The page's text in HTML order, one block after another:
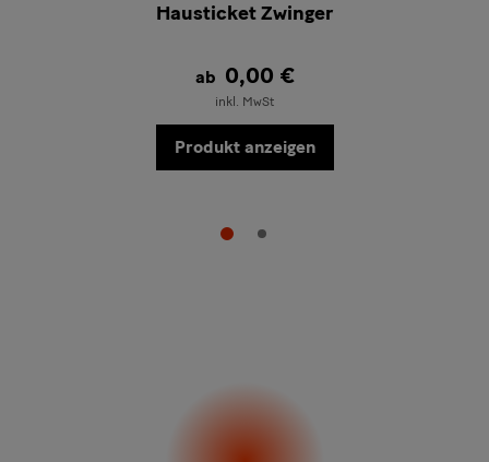
Hausticket Zwinger
ab 0,00 €
inkl. MwSt
Produkt anzeigen